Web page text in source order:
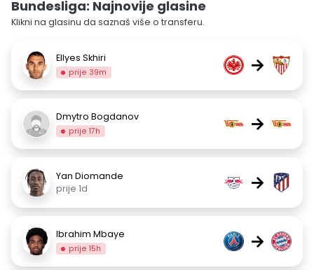
Bundesliga: Najnovije glasine
Klikni na glasinu da saznaš više o transferu.
Ellyes Skhiri
prije 39m →
Dmytro Bogdanov
prije 17h →
Yan Diomande
prije 1d
→
Ibrahim Mbaye
prije 15h →